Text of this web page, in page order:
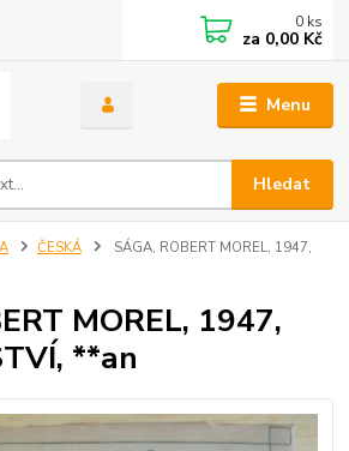
Menu
Hledat
0 ks
za 0,00 Kč
ČESKÁ
SÁGA, ROBERT MOREL, 1947,
MOREL, 1947,
**an